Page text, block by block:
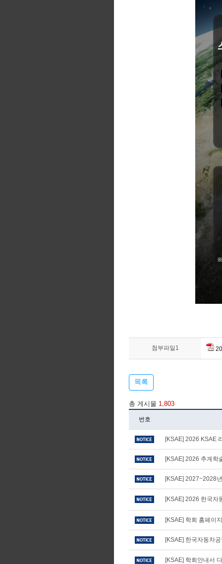
첨부파일1
목록
총 게시물 1,803
번호
[KSAE] 2026 KSAE
[KSAE] 2026 추계학
[KSAE] 2027~2028
[KSAE] 2026 한국자
[KSAE] 학회 홈페이
[KSAE] 한국자동차
[KSAE] 학회안내서